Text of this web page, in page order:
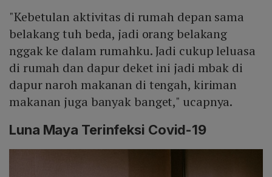
"Kebetulan aktivitas di rumah depan sama
belakang tuh beda, jadi orang belakang
nggak ke dalam rumahku. Jadi cukup leluasa
di rumah dan dapur deket ini jadi mbak di
dapur naroh makanan di tengah, kiriman
makanan juga banyak banget," ucapnya.
Luna Maya Terinfeksi Covid-19